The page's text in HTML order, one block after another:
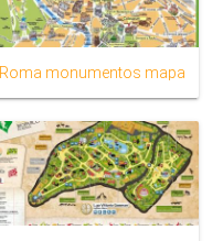
Roma monumentos mapa